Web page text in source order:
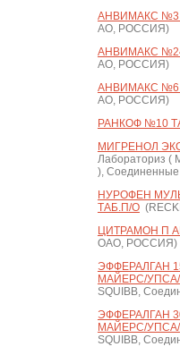
АНВИМАКС
АО, РОССИЯ)
АНВИМАКС
АО, РОССИЯ)
АНВИМАКС
АО, РОССИЯ)
РАНКОФ №10
МИГРЕНОЛ
Лабораториз (
),
НУРОФЕН
ТАБ.П/О
ЦИТРАМОН П
ОАО, РОССИЯ)
ЭФФЕРАЛГАН
МАЙЕРС/УПСА/
SQUIBB,
ЭФФЕРАЛГАН
МАЙЕРС/УПСА/
SQUIBB,